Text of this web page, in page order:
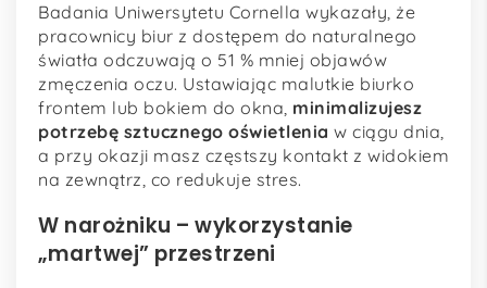
Badania Uniwersytetu Cornella wykazały, że
pracownicy biur z dostępem do naturalnego
światła odczuwają o 51 % mniej objawów
zmęczenia oczu. Ustawiając malutkie biurko
frontem lub bokiem do okna, minimalizujesz
potrzebę sztucznego oświetlenia w ciągu dnia,
a przy okazji masz częstszy kontakt z widokiem
na zewnątrz, co redukuje stres.
W narożniku – wykorzystanie
„martwej” przestrzeni